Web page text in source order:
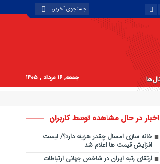
جمعه, ۱۶ مرداد , ۱۴۰۵
اخبار در حال مشاهده توسط کاربران
خانه سازی امسال چقدر هزینه دارد؟/ لیست
افزایش قیمت ها اعلام شد
ارتقای رتبه ایران در شاخص جهانی ارتباطات